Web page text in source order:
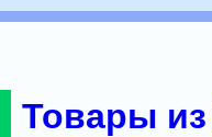
Товары